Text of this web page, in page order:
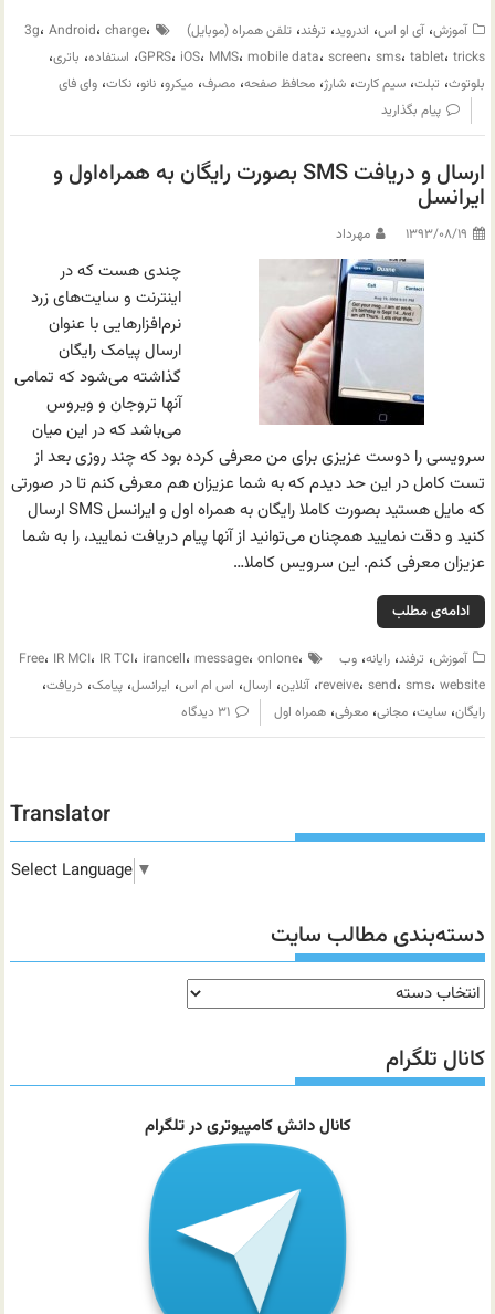
آموزش،آی او اس، اندروید، ترفند،تلفن همراه (موبایل) 3g، Android، charge،
GPRS، iOS، MMS، mobile data، screen، sms، tablet، tricks ، استفاده، باتری،
بلوتوث، تبلت،سیم کارت،شارژ،محافظ صفحه،مصرف،میکرو،نانو،نکات،وای فای
پیام بگذارید
ارسال و دریافت SMS بصورت رایگان به همراه‌اول و
ایرانسل
۱۳۹۳/۰۸/۱۹ مهرداد
چندی هست که در
اینترنت و سایت‌های زرد
نرم‌افزارهایی با عنوان
ارسال پیامک رایگان
گذاشته می‌شود که تمامی
آنها تروجان و ویروس
می‌باشد که در این میان
سرویسی را دوست عزیزی برای من معرفی کرده بود که چند روزی بعد از
تست کامل در این حد دیدم که به شما عزیزان هم معرفی کنم تا در صورتی
که مایل هستید بصورت کاملا رایگان به همراه اول و ایرانسل SMS ارسال
کنید و دقت نمایید همچنان می‌توانید از آنها پیام دریافت نمایید، را به شما
عزیزان معرفی کنم. این سرویس کاملا…
ادامه‌ی مطلب
آموزش، ترفند،رایانه،وب Free، IR MCI، IR TCI، irancell، message، onlone،
reveive، send، sms، website ،آنلاین، ارسال، اس ام اس، ایرانسل،پیامک، دریافت،
رایگان،سایت،مجانی،معرفی،همراه اول ۳۱ دیدگاه
Translator
Select Language ▼
دسته‌بندی مطالب سایت
دسته‌بندی
مطالب
سایت
کانال تلگرام
کانال دانش کامپیوتری در تلگرام